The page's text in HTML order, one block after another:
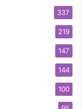
337
219
147
144
100